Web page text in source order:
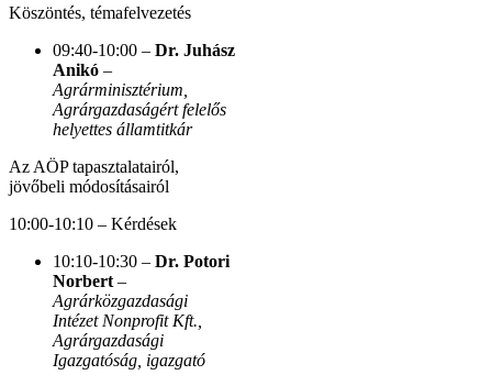
Köszöntés, témafelvezetés
09:40-10:00 – Dr. Juhász
Anikó –
Agrárminisztérium,
Agrárgazdaságért felelős
helyettes államtitkár
Az AÖP tapasztalatairól,
jövőbeli módosításairól
10:00-10:10 – Kérdések
10:10-10:30 – Dr. Potori
Norbert –
Agrárközgazdasági
Intézet Nonprofit Kft.,
Agrárgazdasági
Igazgatóság, igazgató